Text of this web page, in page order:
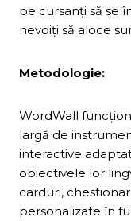
pe cursanți să se
nevoiți să aloce
Metodologie:
WordWall
largă de
interactive
obiectivele lor
carduri,
personalizate în